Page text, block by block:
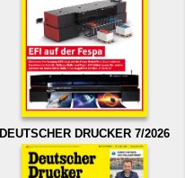
DEUTSCHER DRUCKER 7/2026